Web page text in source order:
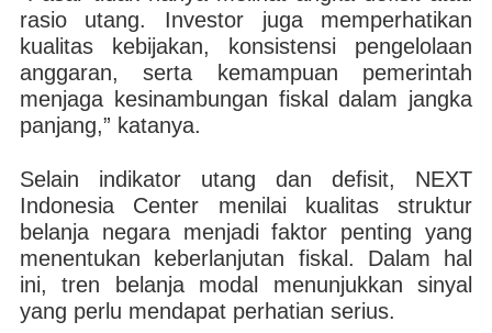
rasio utang. Investor juga memperhatikan
kualitas kebijakan, konsistensi pengelolaan
anggaran, serta kemampuan pemerintah
menjaga kesinambungan fiskal dalam jangka
panjang,” katanya.
Selain indikator utang dan defisit, NEXT
Indonesia Center menilai kualitas struktur
belanja negara menjadi faktor penting yang
menentukan keberlanjutan fiskal. Dalam hal
ini, tren belanja modal menunjukkan sinyal
yang perlu mendapat perhatian serius.